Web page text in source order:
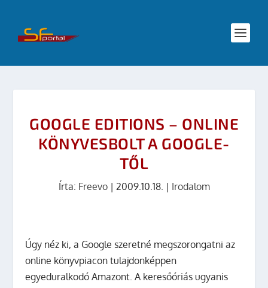
GOOGLE EDITIONS – ONLINE
KÖNYVESBOLT A GOOGLE-
TŐL
Írta: Freevo| 2009.10.18. | Irodalom
Úgy néz ki, a Google szeretné megszorongatni az
online könyvpiacon tulajdonképpen
egyeduralkodó Amazont. A keresőóriás ugyanis